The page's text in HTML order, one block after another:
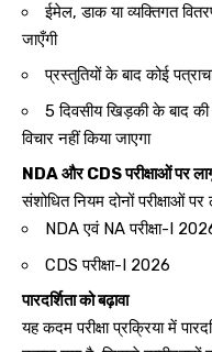
ईमेल, डाक या व्यक्तिगत
जाएँगी
प्रस्तुतियों के बाद कोई
5 दिवसीय खिड़की के बाद की
विचार नहीं किया जाएगा
NDA और CDS परीक्षाओं पर
संशोधित नियम दोनों परीक्षाओं पर
NDA एवं NA परीक्षा-I
CDS परीक्षा-I 2026
पारदर्शिता को बढ़ावा
यह कदम परीक्षा प्रक्रिया में